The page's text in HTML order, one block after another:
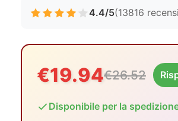
4.4/5(13816
€19.94€26.52
Disponibile per la